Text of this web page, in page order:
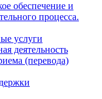
обеспечение и
процесса.
услуги
деятельность
(перевода)